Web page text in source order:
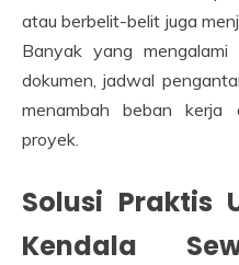
atau berbelit-belit juga
Banyak yang mengalami
dokumen, jadwal
menambah beban kerja
proyek.
Solusi Praktis
Kendala